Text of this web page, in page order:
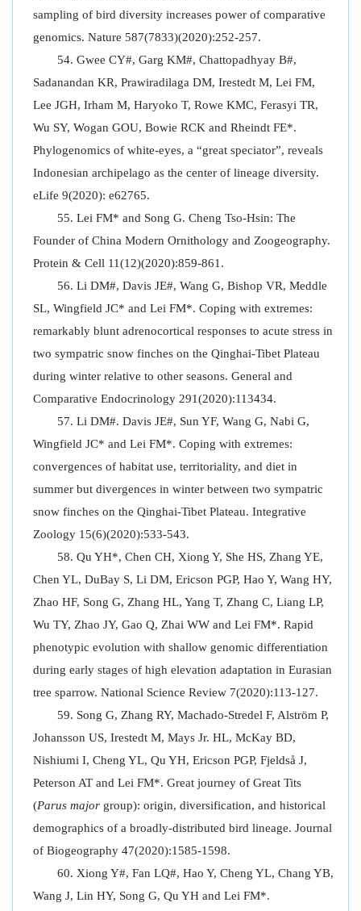
sampling of bird diversity increases power of comparative
genomics. Nature 587(7833)(2020):252-257.
Gwee CY#, Garg KM#, Chattopadhyay B#,
Sadanandan KR, Prawiradilaga DM, Irestedt M, Lei FM,
Lee JGH, Irham M, Haryoko T, Rowe KMC, Ferasyi TR,
Wu SY, Wogan GOU, Bowie RCK and Rheindt FE*.
Phylogenomics of white-eyes, a “great speciator”, reveals
Indonesian archipelago as the center of lineage diversity.
eLife 9(2020): e62765.
Lei FM* and Song G. Cheng Tso-Hsin: The
Founder of China Modern Ornithology and Zoogeography.
Protein & Cell 11(12)(2020):859-861.
Li DM#, Davis JE#, Wang G, Bishop VR, Meddle
SL, Wingfield JC* and Lei FM*. Coping with extremes:
remarkably blunt adrenocortical responses to acute stress in
two sympatric snow finches on the Qinghai-Tibet Plateau
during winter relative to other seasons. General and
Comparative Endocrinology 291(2020):113434.
Li DM#. Davis JE#, Sun YF, Wang G, Nabi G,
Wingfield JC* and Lei FM*. Coping with extremes:
convergences of habitat use, territoriality, and diet in
summer but divergences in winter between two sympatric
snow finches on the Qinghai-Tibet Plateau. Integrative
Zoology 15(6)(2020):533-543.
Qu YH*, Chen CH, Xiong Y, She HS, Zhang YE,
Chen YL, DuBay S, Li DM, Ericson PGP, Hao Y, Wang HY,
Zhao HF, Song G, Zhang HL, Yang T, Zhang C, Liang LP,
Wu TY, Zhao JY, Gao Q, Zhai WW and Lei FM*. Rapid
phenotypic evolution with shallow genomic differentiation
during early stages of high elevation adaptation in Eurasian
tree sparrow. National Science Review 7(2020):113-127.
Song G, Zhang RY, Machado-Stredel F, Alström P,
Johansson US, Irestedt M, Mays Jr. HL, McKay BD,
Nishiumi I, Cheng YL, Qu YH, Ericson PGP, Fjeldså J,
Peterson AT and Lei FM*. Great journey of Great Tits
(Parus major group): origin, diversification, and historical
demographics of a broadly-distributed bird lineage. Journal
of Biogeography 47(2020):1585-1598.
Xiong Y#, Fan LQ#, Hao Y, Cheng YL, Chang YB,
Wang J, Lin HY, Song G, Qu YH and Lei FM*.